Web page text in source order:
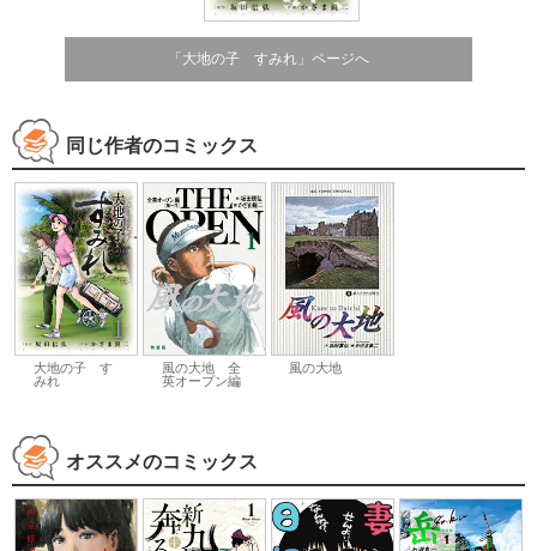
「大地の子 すみれ」ページへ
同じ作者のコミックス
大地の子 す
みれ
風の大地 全
英オープン編
風の大地
オススメのコミックス